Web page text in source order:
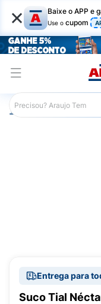
× Baixe o APP e
Use o cupom
Araujo Mercado
Entrega para
Suco Tial